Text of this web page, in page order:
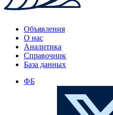
Объявления
О нас
Аналитика
Справочник
База данных
ФБ